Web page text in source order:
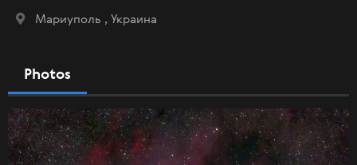
Мариуполь , Украина
Photos